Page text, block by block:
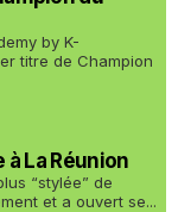
by K-
titre de Champion
La Réunion
“stylée” de
et a ouvert se...